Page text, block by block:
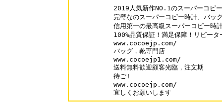
2019人気新作NO.1のスーパーコピ
完璧なのスーパーコピー時計、バッ
信用第一の最高級スーパーコピー時
100%品質保証！満足保障！リピー
www.cocoejp.com/
バッグ，靴専門店
www.cocoejp1.com/
送料無料歓迎顧客光臨，注文期
待ご!
www.cocoejp.com/